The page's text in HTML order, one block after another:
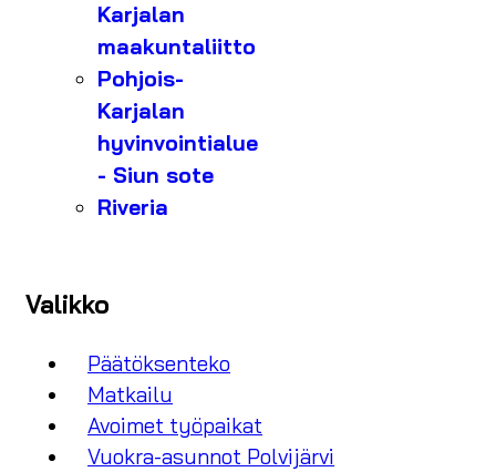
Karjalan
maakuntaliitto
Pohjois-
Karjalan
hyvinvointialue
- Siun sote
Riveria
Valikko
Päätöksenteko
Matkailu
Avoimet työpaikat
Vuokra-asunnot Polvijärvi